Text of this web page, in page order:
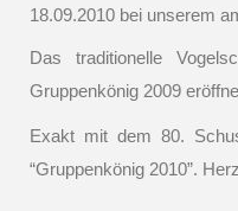
18.09.2010 bei unserem
Das traditionelle
Gruppenkönig 2009
Exakt mit dem 80.
“Gruppenkönig 2010”.